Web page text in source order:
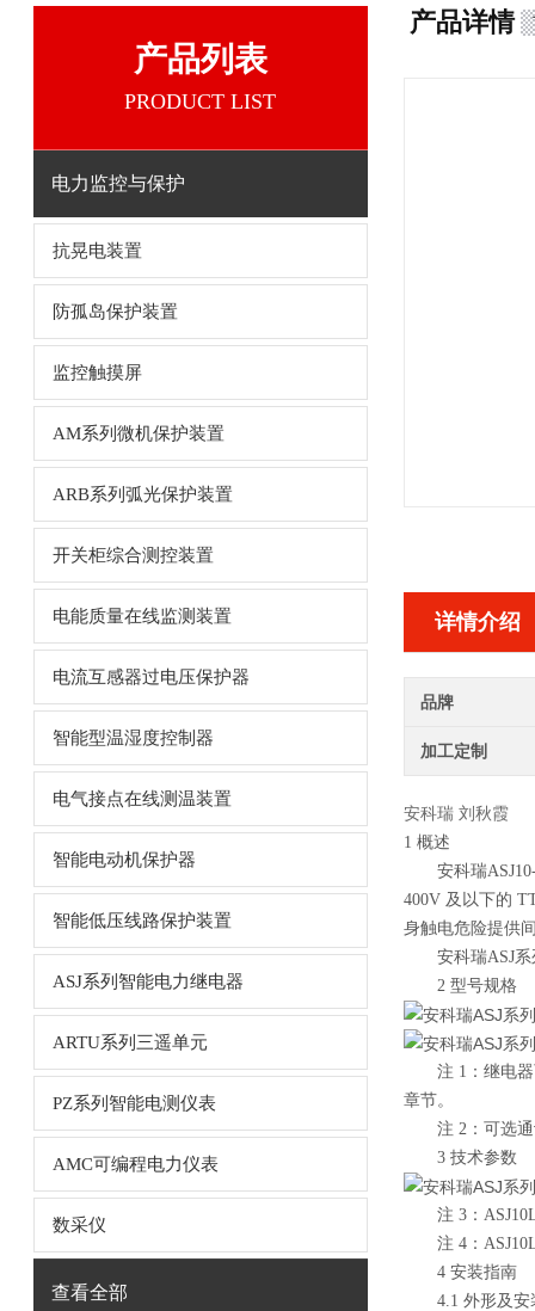
产品列表
PRODUCT LIST
电力监控与保护
抗晃电装置
防孤岛保护装置
监控触摸屏
AM系列微机保护装置
ARB系列弧光保护装置
开关柜综合测控装置
电能质量在线监测装置
电流互感器过电压保护器
智能型温湿度控制器
电气接点在线测温装置
智能电动机保护器
智能低压线路保护装置
ASJ系列智能电力继电器
ARTU系列三遥单元
PZ系列智能电测仪表
AMC可编程电力仪表
数采仪
查看全部
产品详情
详情介绍
品牌
加工定制
安科瑞 刘秋霞
1 概述
安科瑞ASJ10-
400V 及以下的
身触电危险提供
安科瑞ASJ
2 型号规格
注 1：继电器可
章节。
注 2：可选通讯
3 技术参数
注 3：ASJ10L-
注 4：ASJ10L-
4 安装指南
4.1 外形及安